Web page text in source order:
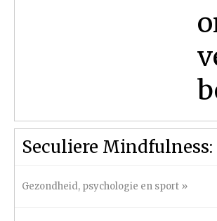
Seculiere
Gezondheid, psychologie en sport »